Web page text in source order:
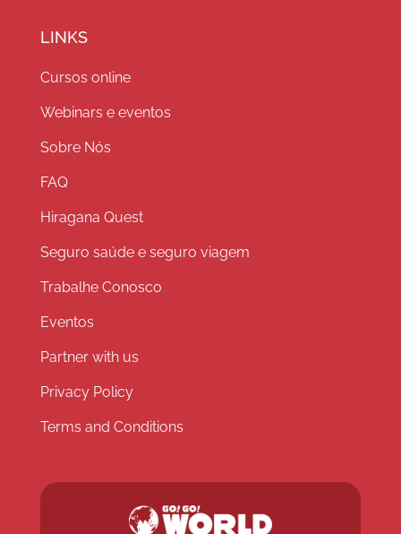
LINKS
Cursos online
Webinars e eventos
Sobre Nós
FAQ
Hiragana Quest
Seguro saúde e seguro viagem
Trabalhe Conosco
Eventos
Partner with us
Privacy Policy
Terms and Conditions